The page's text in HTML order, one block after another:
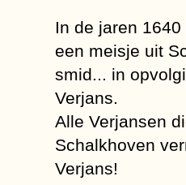
In de jaren
een meisje uit
smid... in
Verjans.
Alle Verjansen
Schalkhoven
Verjans!